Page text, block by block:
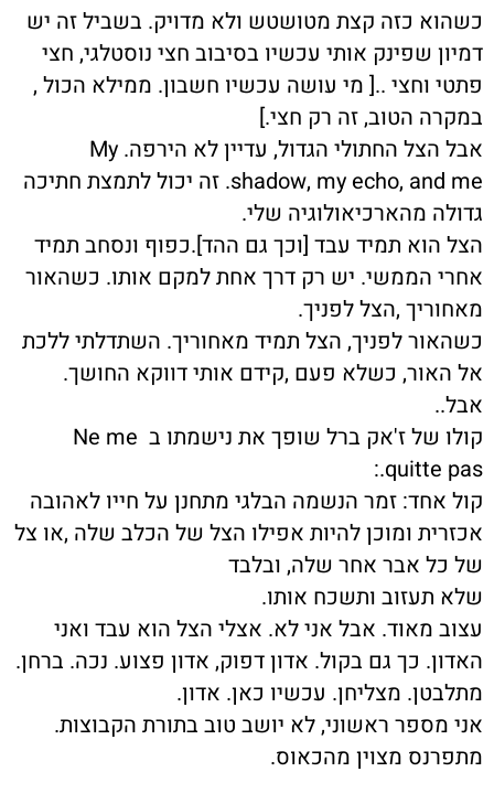
כשהוא כזה קצת מטושטש ולא מדויק. בשביל זה יש
דמיון שפינק אותי עכשיו בסיבוב חצי נוסטלגי, חצי
פתטי וחצי ..[ מי עושה עכשיו חשבון. ממילא הכול ,
במקרה הטוב, זה רק חצי.]
אבל הצל החתולי הגדול, עדיין לא הירפה. My
shadow, my echo, and me. זה יכול לתמצת חתיכה
גדולה מהארכיאולוגיה שלי.
הצל הוא תמיד עבד [וכך גם ההד].כפוף ונסחב תמיד
אחרי הממשי. יש רק דרך אחת למקם אותו. כשהאור
מאחוריך ,הצל לפניך.
כשהאור לפניך, הצל תמיד מאחוריך. השתדלתי ללכת
אל האור, כשלא פעם ,קידם אותי דווקא החושך.
אבל..
קולו של ז'אק ברל שופך את נישמתו ב Ne me
quitte pas.:
קול אחד: זמר הנשמה הבלגי מתחנן על חייו לאהובה
אכזרית ומוכן להיות אפילו הצל של הכלב שלה ,או צל
של כל אבר אחר שלה, ובלבד
שלא תעזוב ותשכח אותו.
עצוב מאוד. אבל אני לא. אצלי הצל הוא עבד ואני
האדון. כך גם בקול. אדון דפוק, אדון פצוע. נכה. ברחן.
מתלבטן. מצליחן. עכשיו כאן. אדון.
אני מספר ראשוני, לא יושב טוב בתורת הקבוצות.
מתפרנס מצוין מהכאוס.